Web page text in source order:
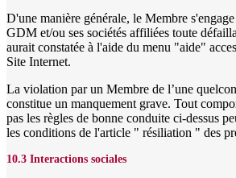
D'une manière générale, le Membre
GDM et/ou ses sociétés affiliées toute
aurait constatée à l'aide du menu "aide"
Site Internet.
La violation par un Membre de l’une
constitue un manquement grave. Tout
pas les règles de bonne conduite ci-dessus
les conditions de l'article " résiliation " des
10.3 Interactions sociales